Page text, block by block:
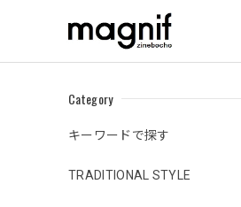
Category
キーワードで探す
TRADITIONAL STYLE